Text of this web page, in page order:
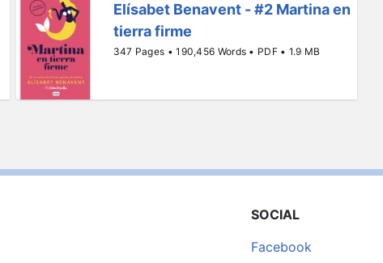
Elísabet Benavent - #2 Martina en
tierra firme
347 Pages • 190,456 Words • PDF • 1.9 MB
SOCIAL
Facebook